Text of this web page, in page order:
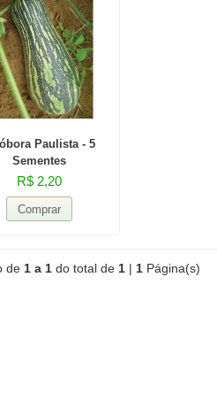
Paulista - 5
Sementes
R$ 2,20
de 1 a 1 do total de 1 | 1 Página(s)